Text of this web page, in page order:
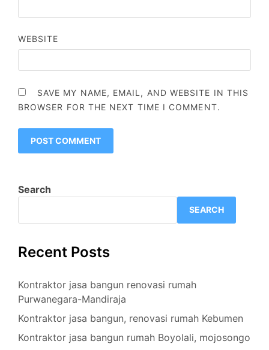
WEBSITE
SAVE MY NAME, EMAIL, AND WEBSITE IN THIS
BROWSER FOR THE NEXT TIME I COMMENT.
Search
SEARCH
Recent Posts
Kontraktor jasa bangun renovasi rumah
Purwanegara-Mandiraja
Kontraktor jasa bangun, renovasi rumah Kebumen
Kontraktor jasa bangun rumah Boyolali, mojosongo